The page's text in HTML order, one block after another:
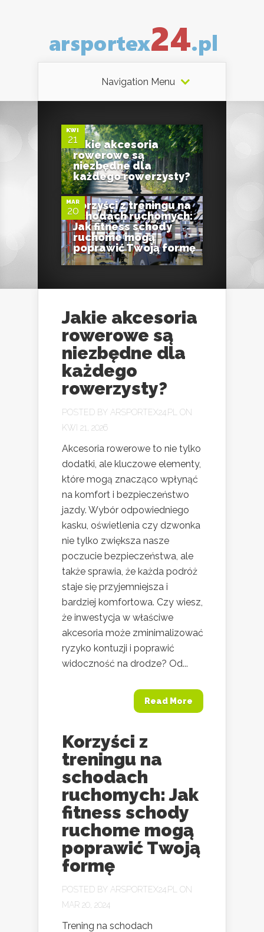
Navigation Menu
KWI
21Jakie akcesoria
rowerowe są
niezbędne dla
każdego rowerzysty?
MAR
20
0
Korzyści z treningu na
schodach ruchomych:
Jak fitness schody
ruchome mogą
poprawić Twoją formę
Jakie akcesoria
rowerowe są
niezbędne dla
każdego
rowerzysty?
POSTED BY ARSPORTEX24.PL
ON
KWI 21, 2026
Akcesoria rowerowe to nie tylko
dodatki, ale kluczowe elementy,
które mogą znacząco wpłynąć
na komfort i bezpieczeństwo
jazdy. Wybór odpowiedniego
kasku, oświetlenia czy dzwonka
nie tylko zwiększa nasze
poczucie bezpieczeństwa, ale
także sprawia, że każda podróż
staje się przyjemniejsza i
bardziej komfortowa. Czy wiesz,
że inwestycja w właściwe
akcesoria może zminimalizować
ryzyko kontuzji i poprawić
widoczność na drodze? Od...
Read More
Korzyści z
treningu na
schodach
ruchomych: Jak
fitness schody
ruchome mogą
poprawić Twoją
formę
POSTED BY ARSPORTEX24.PL
ON
MAR 20, 2024
Trening na schodach